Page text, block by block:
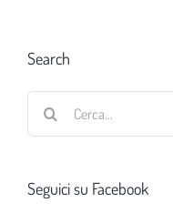
Search
Seguici su Facebook